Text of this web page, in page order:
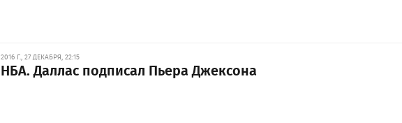
2016 Г., 27 ДЕКАБРЯ, 22:15
НБА. Даллас подписал Пьера Джексона